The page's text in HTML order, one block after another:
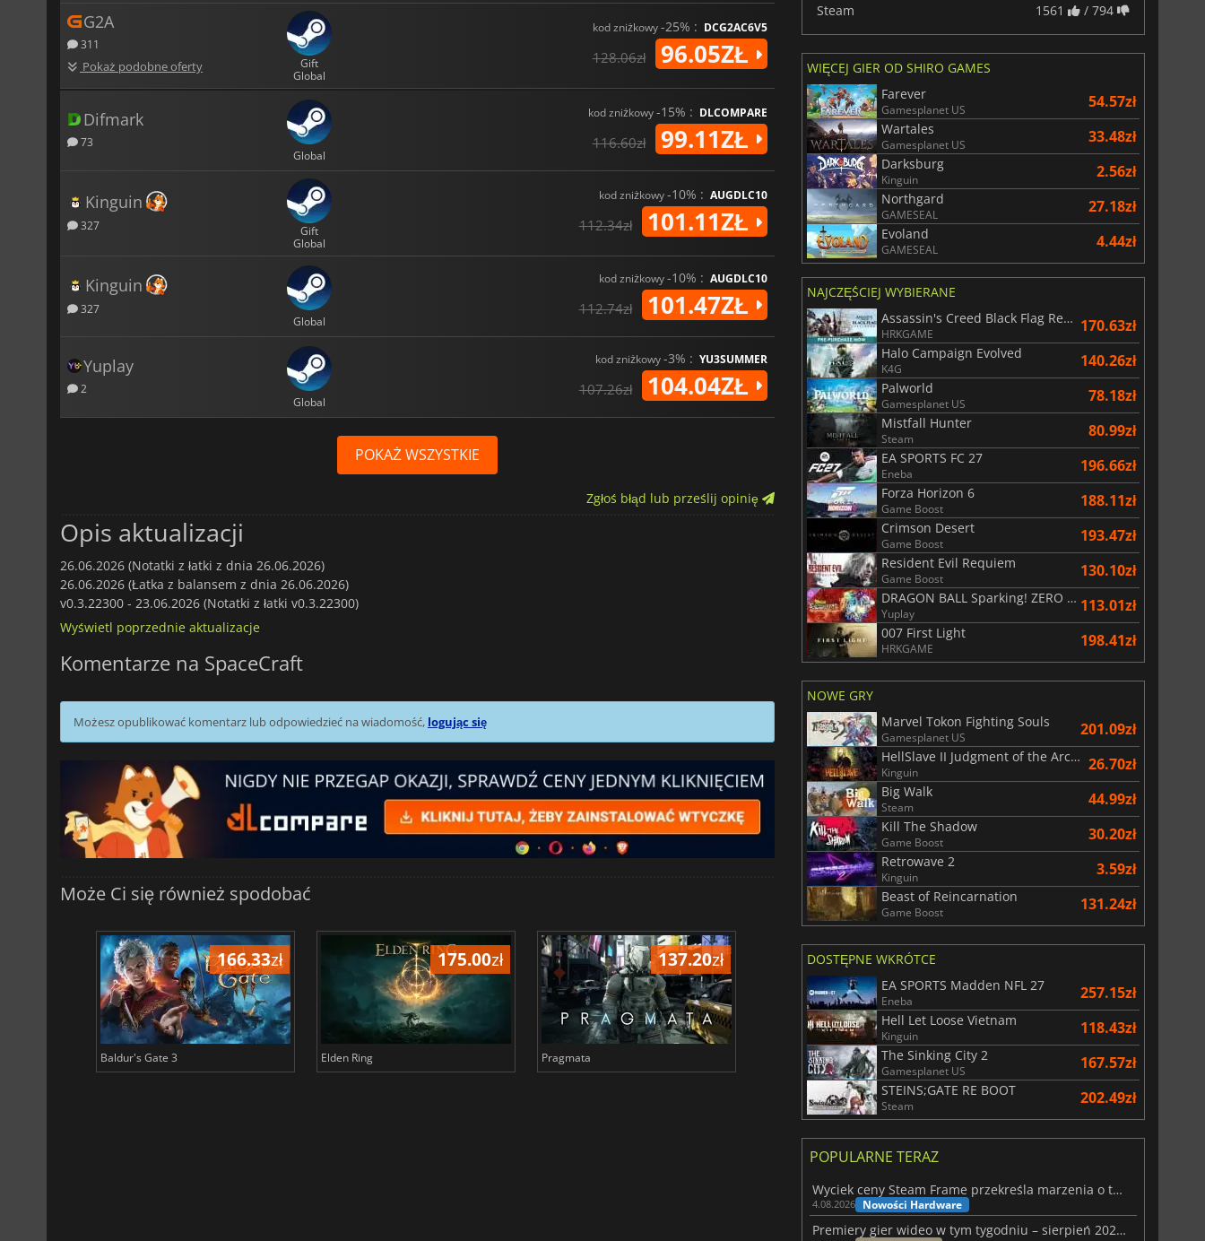
G2A
311
Pokaż podobne oferty
Gift
Global
kod zniżkowy-25% : DCG2AC6V5
128.06zł 96.05ZŁ
Difmark
73
Global
kod zniżkowy-15% : DLCOMPARE
116.60zł 99.11ZŁ
Kinguin
327
Gift
Global
kod zniżkowy-10% : AUGDLC10
112.34zł 101.11ZŁ
Kinguin
327
Global
kod zniżkowy-10% : AUGDLC10
112.74zł 101.47ZŁ
Yuplay
2
Global
kod zniżkowy-3% : YU3SUMMER
107.26zł 104.04ZŁ
POKAŻ WSZYSTKIE
Zgłoś błąd lub prześlij opinię
Opis aktualizacji
26.06.2026 (Notatki z łatki z dnia 26.06.2026)
26.06.2026 (Łatka z balansem z dnia 26.06.2026)
v0.3.22300 - 23.06.2026 (Notatki z łatki v0.3.22300)
Wyświetl poprzednie aktualizacje
Komentarze na SpaceCraft
Możesz opublikować komentarz lub odpowiedzieć na wiadomość, logując się
Może Ci się również spodobać
166.33zł
Baldur's Gate 3
175.00zł
Elden Ring
137.20zł
Pragmata
29.05zł
Total War WARHAMMER 3 Lies Of P
Steam
1561 / 794
WIĘCEJ GIER OD SHIRO GAMES
Farever
Gamesplanet US 54.57zł
Wartales
Gamesplanet US 33.48zł
Darksburg
Kinguin 2.56zł
Northgard
GAMESEAL 27.18zł
Evoland
GAMESEAL 4.44zł
NAJCZĘŚCIEJ WYBIERANE
Assassin's Creed Black Flag Resynced
HRKGAME 170.63zł
Halo Campaign Evolved
K4G 140.26zł
Palworld
Gamesplanet US 78.18zł
Mistfall Hunter
Steam 80.99zł
EA SPORTS FC 27
Eneba 196.66zł
Forza Horizon 6
Game Boost 188.11zł
Crimson Desert
Game Boost 193.47zł
Resident Evil Requiem
Game Boost 130.10zł
DRAGON BALL Sparking! ZERO Super Limit Breaking NEO
Yuplay 113.01zł
007 First Light
HRKGAME 198.41zł
NOWE GRY
Marvel Tokon Fighting Souls
Gamesplanet US 201.09zł
HellSlave II Judgment of the Archon
Kinguin 26.70zł
Big Walk
Steam 44.99zł
Kill The Shadow
Game Boost 30.20zł
Retrowave 2
Kinguin 3.59zł
Beast of Reincarnation
Game Boost 131.24zł
DOSTĘPNE WKRÓTCE
EA SPORTS Madden NFL 27
Eneba 257.15zł
Hell Let Loose Vietnam
Kinguin 118.43zł
The Sinking City 2
Gamesplanet US 167.57zł
STEINS;GATE RE BOOT
Steam 202.49zł
POPULARNE TERAZ
Wyciek ceny Steam Frame przekreśla marzenia o tanim zestawie VR
4.08.2026 Nowości Hardware
Premiery gier wideo w tym tygodniu – sierpień 2026 r. (32. tydzień)